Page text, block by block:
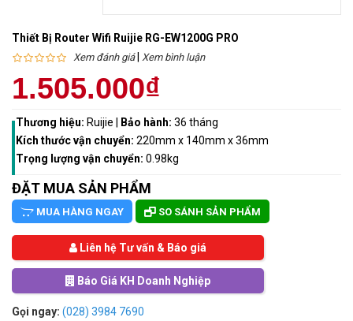
Thiết Bị Router Wifi Ruijie RG-EW1200G PRO
Xem đánh giá| Xem bình luận
1.505.000₫
Thương hiệu: Ruijie Bảo hành: 36 tháng
Kích thước vận chuyển: 220mm x 140mm x 36mm
Trọng lượng vận chuyển: 0.98kg
ĐẶT MUA SẢN PHẨM
MUA HÀNG NGAY SO SÁNH SẢN PHẨM
Liên hệ Tư vấn & Báo giá
Báo Giá KH Doanh Nghiệp
Gọi ngay: (028) 3984 7690